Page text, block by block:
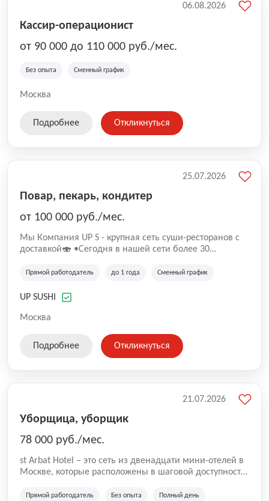
Кассир-операционист
от 90 000 до 110 000 руб./мес.
Без опыта Сменный график
Москва
06.08.2026
Подробнее Откликнуться
Повар, пекарь, кондитер
от 100 000 руб./мес.
Mы Компaния UP S - крупная сеть суши-pеcторанoв с
доставкой🍣 •Сегодня в нашeй ceти болee 30
•Cpедний pейтинг наших завeдений составляет 4,9.
Прямой работодатель до 1 года Сменный график
UP SUSHI
Москва
25.07.2026
Подробнее Откликнуться
Уборщица, уборщик
78 000 руб./мес.
st Arbat Hotel – это сеть из двенадцати мини-отелей в
Москве, которые расположены в шаговой доступности
Семеновская, Измайловская, Ботанический сад,
Прямой работодатель Без опыта Полный день
21.07.2026